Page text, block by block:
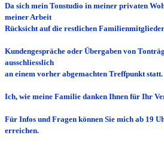
Da sich mein Tonstudio in meiner privaten
meiner Arbeit
Rücksicht auf die restlichen
Kundengespräche oder Übergaben von
ausschliesslich
an einem vorher abgemachten Treffpunkt statt.
Ich, wie meine Familie danken Ihnen für Ihr
Für Infos und Fragen können Sie mich ab 19
erreichen.